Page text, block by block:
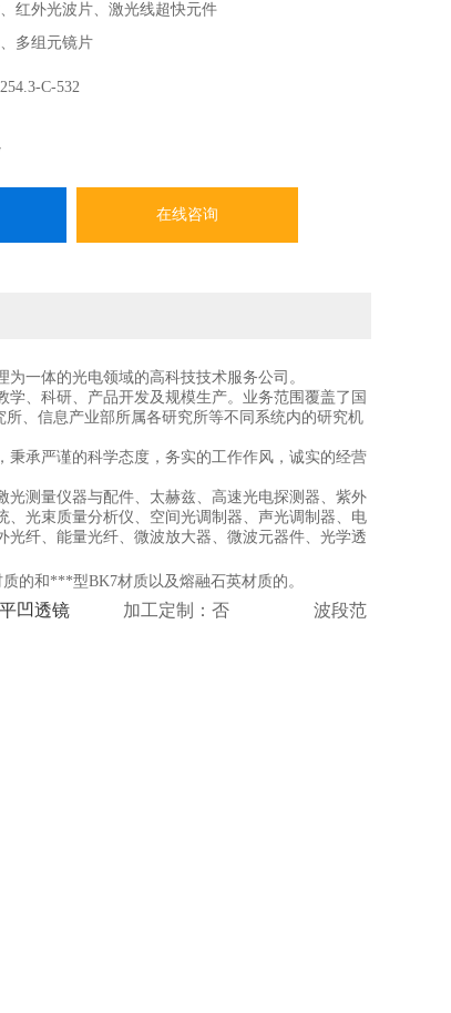
红外光波片、激光线超快元件
多组元镜片
级n-bk7 方圆柱形平凹透镜
Optics在中国、香港、中国台湾地区的总代，提
C-532
在线咨询
一体的光电领域的高科技技术服务公司。
、科研、产品开发及规模生产。业务范围覆盖了国
、信息产业部所属各研究所等不同系统内的研究机
承严谨的科学态度，务实的工作作风，诚实的经营
测量仪器与配件、太赫兹、高速光电探测器、紫外
光束质量分析仪、空间光调制器、声光调制器、电
纤、能量光纤、微波放大器、微波元器件、光学透
的和***型BK7材质以及熔融石英材质的。
凹透镜 加工定制：否 波段范